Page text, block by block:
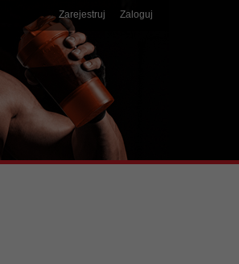
Zarejestruj Zaloguj